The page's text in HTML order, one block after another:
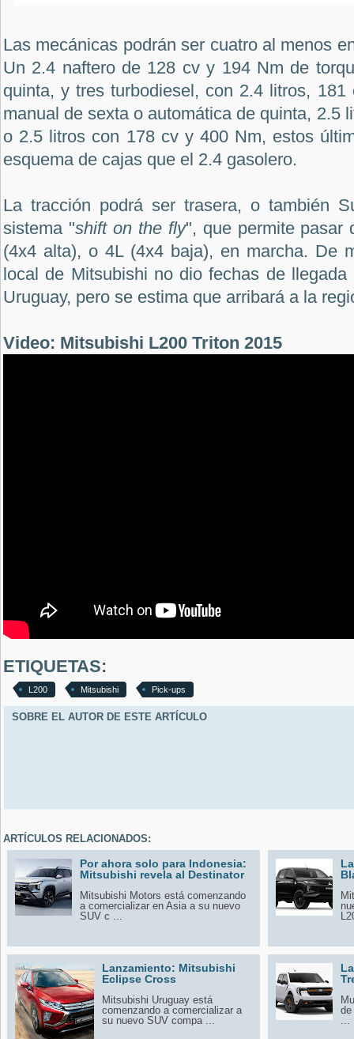
Las mecánicas podrán ser cuatro al menos
Un 2.4 naftero de 128 cv y 194 Nm de
quinta, y tres turbodiesel, con 2.4 litros,
manual de sexta o automática de quinta, 2.5
o 2.5 litros con 178 cv y 400 Nm, estos
esquema de cajas que el 2.4 gasolero.
La tracción podrá ser trasera, o también
sistema "shift on the fly", que permite pasar
(4x4 alta), o 4L (4x4 baja), en marcha. De
local de Mitsubishi no dio fechas de
Uruguay, pero se estima que arribará a la
Video: Mitsubishi L200 Triton 2015
ETIQUETAS:
L200 Mitsubishi Pick-ups
SOBRE EL AUTOR DE ESTE ARTÍCULO
ARTÍCULOS RELACIONADOS:
Por ahora solo para Indonesia:
Mitsubishi revela al Destinator
Mitsubishi Motors está comenzando
a comercializar en Asia a su nuevo
SUV c ...
Lanzamiento: Mitsubishi
Eclipse Cross
Mitsubishi Uruguay está
comenzando a comercializar a
su nuevo SUV compa ...
de